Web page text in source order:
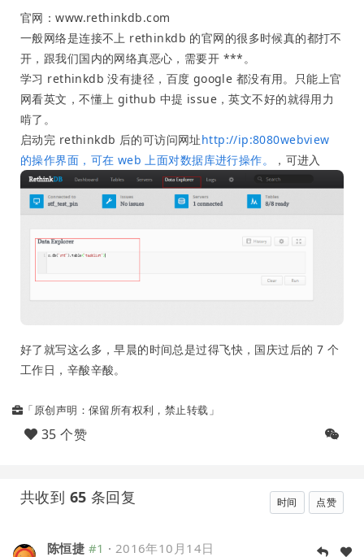
官网：www.rethinkdb.com
一般网络是连接不上 rethinkdb 的官网的很多时候真的都打不
开，跟我们国内的网络真恶心，需要开 ***。
学习 rethinkdb 没有捷径，百度 google 都没有用。只能上官
网看英文，不懂上 github 中提 issue，英文不好的就得用力
啃了。
启动完 rethinkdb 后的可访问网址http://ip:8080webview
的操作界面，可在 web 上面对数据库进行操作。
，可进入
好了就写这么多，早晨的时间总是过得飞快，国庆过后的 7 个
工作日，辛酸辛酸。
「原创声明：保留所有权利，禁止转载」
35 个赞
共收到 65 条回复 时间 点赞
陈恒捷 #1 · 2016年10月14日